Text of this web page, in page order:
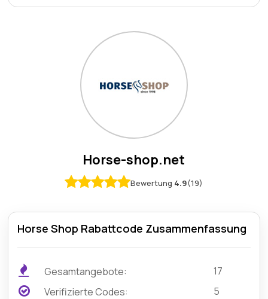
Horse-shop.net
Bewertung 4.9(19)
Horse Shop Rabattcode Zusammenfassung
Gesamtangebote:
17
Verifizierte Codes:
5